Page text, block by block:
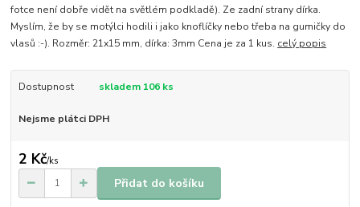
fotce není dobře vidět na světlém podkladě). Ze zadní strany dírka.
Myslím, že by se motýlci hodili i jako knoflíčky nebo třeba na gumičky do
vlasů :-). Rozměr: 21x15 mm, dírka: 3mm Cena je za 1 kus. celý popis
Dostupnost skladem 106 ks
Nejsme plátci DPH
2 Kč/ks
Přidat do košíku